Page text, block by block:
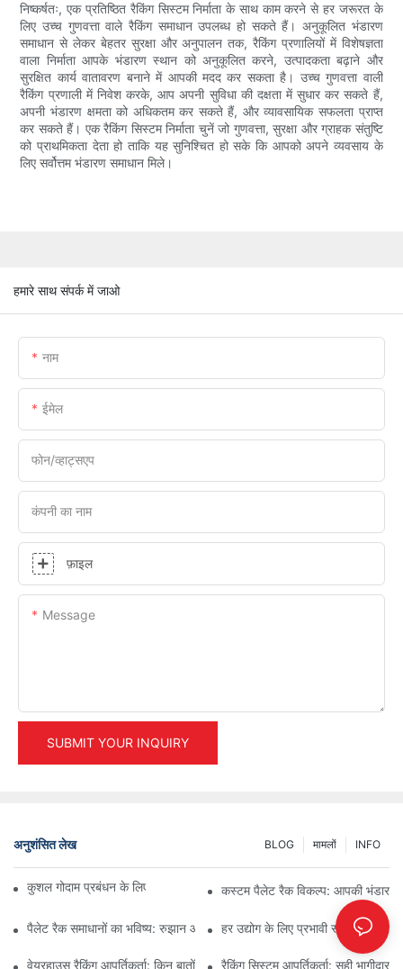
निष्कर्षतः, एक प्रतिष्ठित रैकिंग सिस्टम निर्माता के साथ काम करने से हर जरूरत के
लिए उच्च गुणवत्ता वाले रैकिंग समाधान उपलब्ध हो सकते हैं। अनुकूलित भंडारण
समाधान से लेकर बेहतर सुरक्षा और अनुपालन तक, रैकिंग प्रणालियों में विशेषज्ञता
वाला निर्माता आपके भंडारण स्थान को अनुकूलित करने, उत्पादकता बढ़ाने और
सुरक्षित कार्य वातावरण बनाने में आपकी मदद कर सकता है। उच्च गुणवत्ता वाली
रैकिंग प्रणाली में निवेश करके, आप अपनी सुविधा की दक्षता में सुधार कर सकते हैं,
अपनी भंडारण क्षमता को अधिकतम कर सकते हैं, और व्यावसायिक सफलता प्राप्त
कर सकते हैं। एक रैकिंग सिस्टम निर्माता चुनें जो गुणवत्ता, सुरक्षा और ग्राहक संतुष्टि
को प्राथमिकता देता हो ताकि यह सुनिश्चित हो सके कि आपको अपने व्यवसाय के
लिए सर्वोत्तम भंडारण समाधान मिले।
हमारे साथ संपर्क में जाओ
नाम
ईमेल
फोन/व्हाट्सएप
कंपनी का नाम
फ़ाइल
Message
SUBMIT YOUR INQUIRY
अनुशंसित लेख INFO
मामलों
BLOG
कुशल गोदाम प्रबंधन के लिए शीर्ष औद्योगिक रैकिंग समाधानकस्टम पैलेट रैक विकल्प: आपकी
पैलेट रैक समाधानों का भविष्य: रुझान और नवाचारहर उद्योग के लिए प्रभावी स्टोरेज रैकिंग
वेयरहाउस रैकिंग आपूर्तिकर्ता: किन बातों पर ध्यान देना चाहिएरैकिंग सिस्टम आपूर्तिकर्ता: सही